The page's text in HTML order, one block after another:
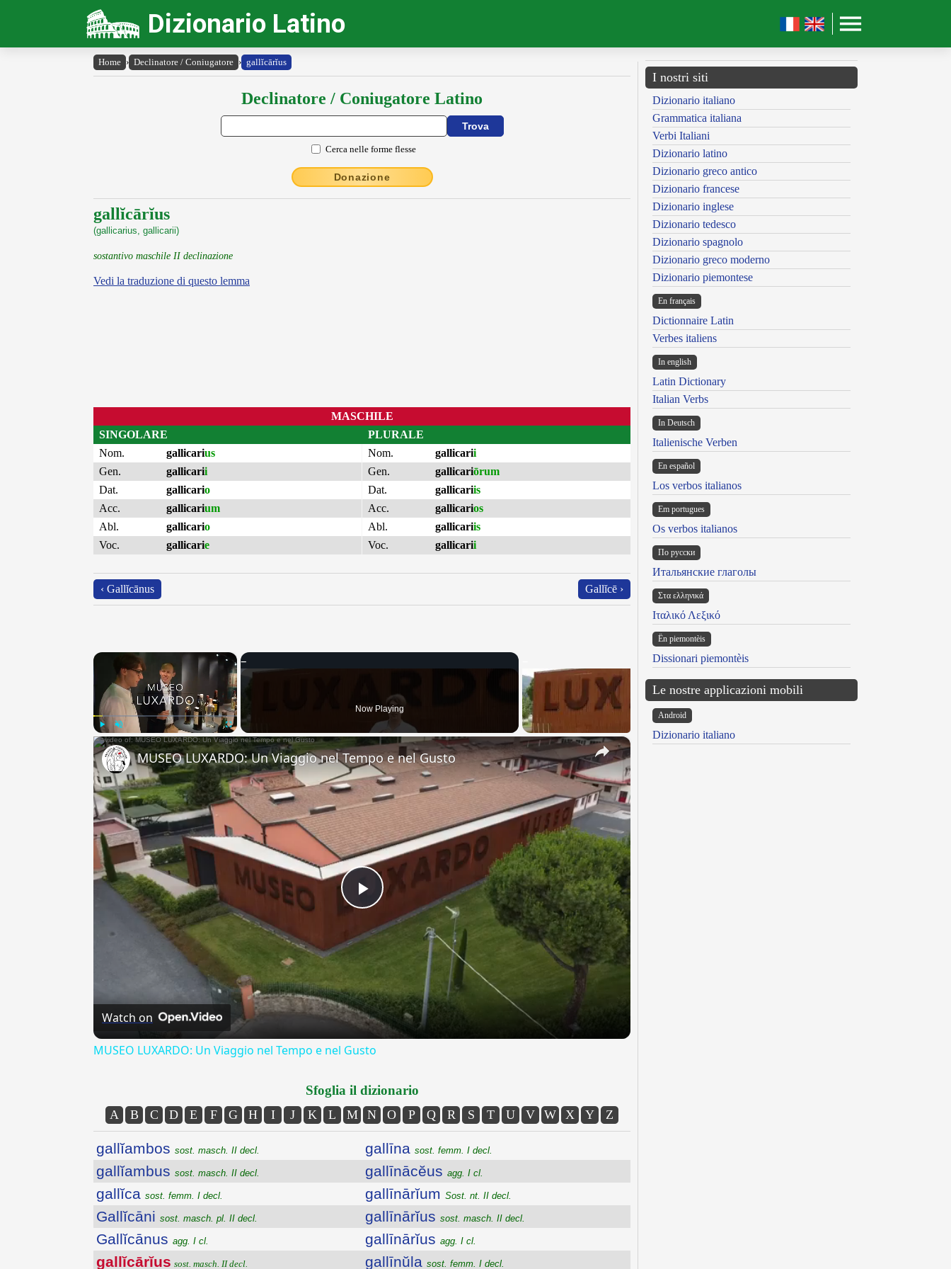
Dizionario Latino
Home › Declinatore / Coniugatore › gallĭcārĭus
Declinatore / Coniugatore Latino
Cerca nelle forme flesse
Donazione
gallĭcārĭus
(gallicarius, gallicarii)
sostantivo maschile II declinazione
Vedi la traduzione di questo lemma
MASCHILE
SINGOLARE
Nom.
gallicarius
Gen.
gallicarii
Dat.
gallicario
Acc.
gallicarium
Abl.
gallicario
Voc.
gallicarie
PLURALE
Nom.
gallicarii
Gen.
gallicariōrum
Dat.
gallicariis
Acc.
gallicarios
Abl.
gallicariis
Voc.
gallicarii
‹ Gallĭcānus Gallĭcē ›
×
Play Unmute Fullscreen
Now Playing
×
Play
Video
MUSEO LUXARDO: Un Viaggio nel Tempo e nel Gusto
Watch on
MUSEO LUXARDO: Un Viaggio nel Tempo e nel Gusto
Sfoglia il dizionario
A B C D E F G H I J K L M N O P Q R S T U V W X Y Z
gallĭambos sost. masch. II decl.
gallĭambus sost. masch. II decl.
gallĭca sost. femm. I decl.
Gallĭcāni sost. masch. pl. II decl.
Gallĭcānus agg. I cl.
gallĭcārĭus sost. masch. II decl.
gallīna sost. femm. I decl.
gallīnācĕus agg. I cl.
gallīnārĭum Sost. nt. II decl.
gallīnārĭus sost. masch. II decl.
gallīnārĭus agg. I cl.
gallīnŭla sost. femm. I decl.
I nostri siti
Dizionario italiano
Grammatica italiana
Verbi Italiani
Dizionario latino
Dizionario greco antico
Dizionario francese
Dizionario inglese
Dizionario tedesco
Dizionario spagnolo
Dizionario greco moderno
Dizionario piemontese
En français
Dictionnaire Latin
Verbes italiens
In english
Latin Dictionary
Italian Verbs
In Deutsch
Italienische Verben
En español
Los verbos italianos
Em portugues
Os verbos italianos
По русски
Итальянские глаголы
Στα ελληνικά
Ιταλικό Λεξικό
Ën piemontèis
Dissionari piemontèis
Le nostre applicazioni mobili
Android
Dizionario italiano